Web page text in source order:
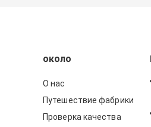
около
О нас
Путешествие фабрики
Проверка качества